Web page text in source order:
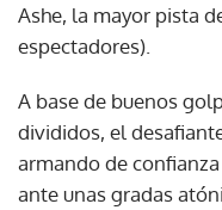
Ashe, la mayor pista
espectadores).
A base de buenos
divididos, el
armando de
ante unas gradas